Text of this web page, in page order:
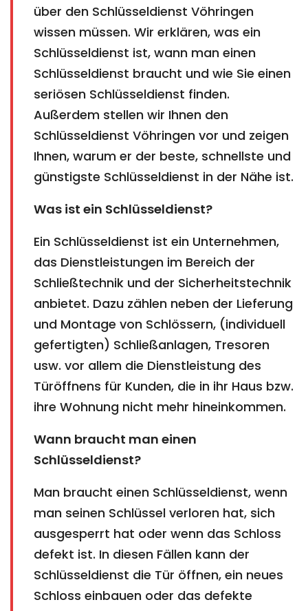
über den Schlüsseldienst Vöhringen
wissen müssen. Wir erklären, was ein
Schlüsseldienst ist, wann man einen
Schlüsseldienst braucht und wie Sie einen
seriösen Schlüsseldienst finden.
Außerdem stellen wir Ihnen den
Schlüsseldienst Vöhringen vor und zeigen
Ihnen, warum er der beste, schnellste und
günstigste Schlüsseldienst in der Nähe ist.
Was ist ein Schlüsseldienst?
Ein Schlüsseldienst ist ein Unternehmen,
das Dienstleistungen im Bereich der
Schließtechnik und der Sicherheitstechnik
anbietet. Dazu zählen neben der Lieferung
und Montage von Schlössern, (individuell
gefertigten) Schließanlagen, Tresoren
usw. vor allem die Dienstleistung des
Türöffnens für Kunden, die in ihr Haus bzw.
ihre Wohnung nicht mehr hineinkommen.
Wann braucht man einen
Schlüsseldienst?
Man braucht einen Schlüsseldienst, wenn
man seinen Schlüssel verloren hat, sich
ausgesperrt hat oder wenn das Schloss
defekt ist. In diesen Fällen kann der
Schlüsseldienst die Tür öffnen, ein neues
Schloss einbauen oder das defekte